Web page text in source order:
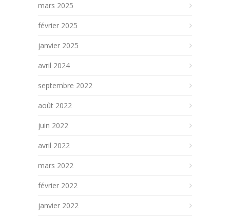
mars 2025
février 2025
janvier 2025
avril 2024
septembre 2022
août 2022
juin 2022
avril 2022
mars 2022
février 2022
janvier 2022